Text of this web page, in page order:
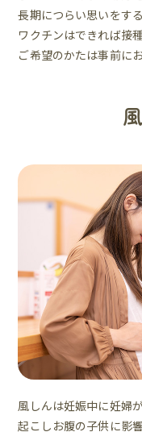
長期につらい思いをす
ワクチンはできれば接
ご希望のかたは事前に
風しんは妊娠中に妊婦
起こしお腹の子供に影